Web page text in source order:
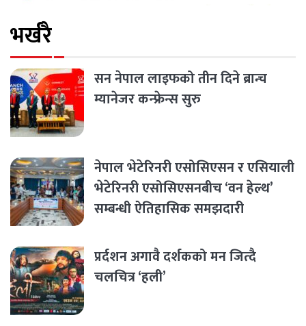
भर्खरै
सन नेपाल लाइफको तीन दिने ब्रान्च
म्यानेजर कन्फ्रेन्स सुरु
नेपाल भेटेरिनरी एसोसिएसन र एसियाली
भेटेरिनरी एसोसिएसनबीच ‘वन हेल्थ’
सम्बन्धी ऐतिहासिक समझदारी
प्रर्दशन अगावै दर्शकको मन जित्दै
चलचित्र ‘हली’